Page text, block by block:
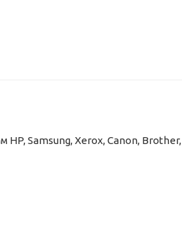
Samsung, Xerox, Canon, Brother,